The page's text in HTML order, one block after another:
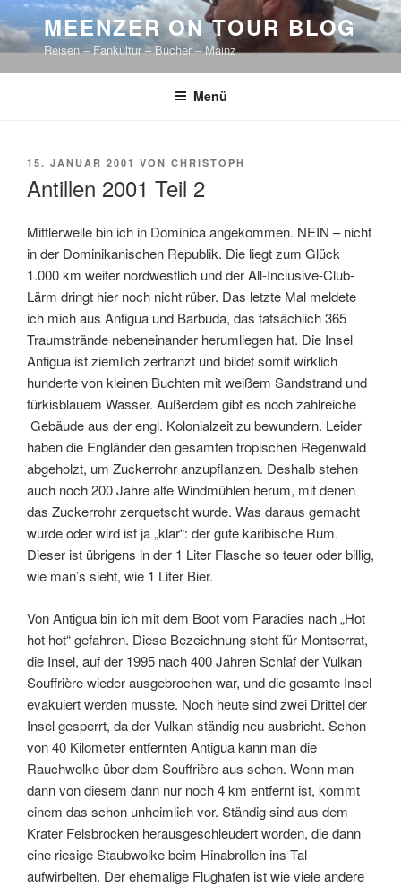
Zum
Inhalt
springen
MEENZER ON TOUR BLOG
Reisen – Fankultur – Bücher – Mainz
Menü
VERÖFFENTLICHT
15. JANUAR 2001 VON CHRISTOPH
Antillen 2001 Teil 2
Mittlerweile bin ich in Dominica angekommen. NEIN – nicht
in der Dominikanischen Republik. Die liegt zum Glück
1.000 km weiter nordwestlich und der All-Inclusive-Club-
Lärm dringt hier noch nicht rüber. Das letzte Mal meldete
ich mich aus Antigua und Barbuda, das tatsächlich 365
Traumstrände nebeneinander herumliegen hat. Die Insel
Antigua ist ziemlich zerfranzt und bildet somit wirklich
hunderte von kleinen Buchten mit weißem Sandstrand und
türkisblauem Wasser. Außerdem gibt es noch zahlreiche
Gebäude aus der engl. Kolonialzeit zu bewundern. Leider
haben die Engländer den gesamten tropischen Regenwald
abgeholzt, um Zuckerrohr anzupflanzen. Deshalb stehen
auch noch 200 Jahre alte Windmühlen herum, mit denen
das Zuckerrohr zerquetscht wurde. Was daraus gemacht
wurde oder wird ist ja „klar“: der gute karibische Rum.
Dieser ist übrigens in der 1 Liter Flasche so teuer oder billig,
wie man’s sieht, wie 1 Liter Bier.
Von Antigua bin ich mit dem Boot vom Paradies nach „Hot
hot hot“ gefahren. Diese Bezeichnung steht für Montserrat,
die Insel, auf der 1995 nach 400 Jahren Schlaf der Vulkan
Souffrière wieder ausgebrochen war, und die gesamte Insel
evakuiert werden musste. Noch heute sind zwei Drittel der
Insel gesperrt, da der Vulkan ständig neu ausbricht. Schon
von 40 Kilometer entfernten Antigua kann man die
Rauchwolke über dem Souffrière aus sehen. Wenn man
dann von diesem dann nur noch 4 km entfernt ist, kommt
einem das schon unheimlich vor. Ständig sind aus dem
Krater Felsbrocken herausgeschleudert worden, die dann
eine riesige Staubwolke beim Hinabrollen ins Tal
aufwirbelten. Der ehemalige Flughafen ist wie viele andere